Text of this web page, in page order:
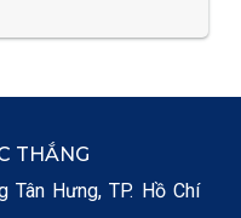
THẮNG
Tân Hưng, TP. Hồ Chí